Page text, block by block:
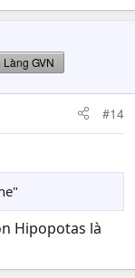
Làng GVN
#14
Hipopotas là